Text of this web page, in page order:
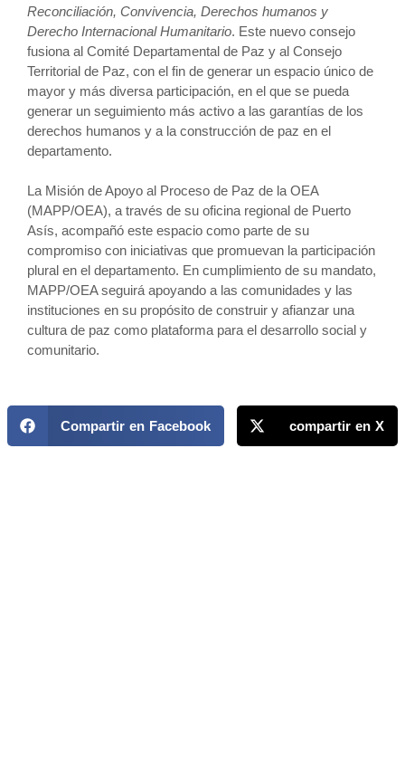
Reconciliación, Convivencia, Derechos humanos y
Derecho Internacional Humanitario. Este nuevo consejo
fusiona al Comité Departamental de Paz y al Consejo
Territorial de Paz, con el fin de generar un espacio único de
mayor y más diversa participación, en el que se pueda
generar un seguimiento más activo a las garantías de los
derechos humanos y a la construcción de paz en el
departamento.
La Misión de Apoyo al Proceso de Paz de la OEA
(MAPP/OEA), a través de su oficina regional de Puerto
Asís, acompañó este espacio como parte de su
compromiso con iniciativas que promuevan la participación
plural en el departamento. En cumplimiento de su mandato,
MAPP/OEA seguirá apoyando a las comunidades y las
instituciones en su propósito de construir y afianzar una
cultura de paz como plataforma para el desarrollo social y
comunitario.
Compartir en Facebook compartir en X